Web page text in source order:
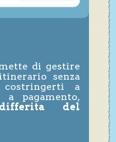
di gestire
senza
a
pagamento,
del